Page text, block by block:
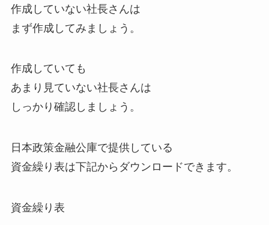
作成していない社長さんは
まず作成してみましょう。
作成していても
あまり見ていない社長さんは
しっかり確認しましょう。
日本政策金融公庫で提供している
資金繰り表は下記からダウンロードできます。
資金繰り表